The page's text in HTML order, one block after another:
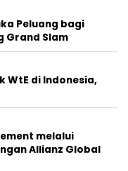
Peluang bagi
Grand Slam
WtE di Indonesia,
melalui
Allianz Global